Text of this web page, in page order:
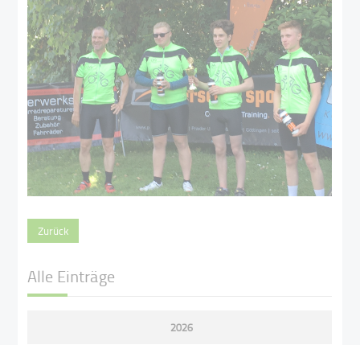
Zurück
Alle Einträge
2026